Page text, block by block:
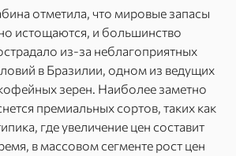
отметила, что мировые запасы
истощаются, и большинство
из-за неблагоприятных
в Бразилии, одном из ведущих
зерен. Наиболее заметно
премиальных сортов, таких как
где увеличение цен составит
в массовом сегменте рост цен